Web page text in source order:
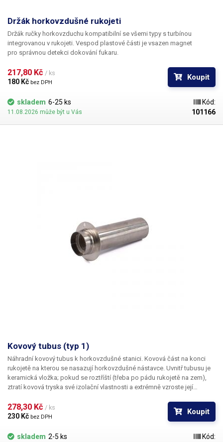
Držák horkovzdušné rukojeti
Držák ručky horkovzduchu kompatibilní se všemi typy s turbínou
integrovanou v rukojeti. Vespod plastové části je vsazen magnet
pro správnou detekci dokování fukaru.
217,80 Kč / ks
180 Kč bez DPH
Koupit
skladem 6-25 ks
11.08.2026 může být u Vás
Kód:
101166
Kovový tubus (typ 1)
Náhradní kovový tubus k horkovzdušné stanici. Kovová část na konci
rukojetě na kterou se nasazují horkovzdušné nástavce. Uvnitř tubusu je
keramická vložka; pokud se roztříští (třeba po pádu rukojetě na zem),
ztratí kovová tryska své izolační vlastnosti a extrémně vzroste její
vysokých teplot.
278,30 Kč / ks
230 Kč bez DPH
Koupit
skladem 2-5 ks
Kód: